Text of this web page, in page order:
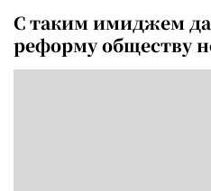
С таким имиджем
реформу обществу